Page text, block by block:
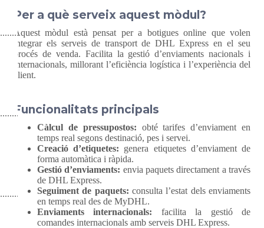
Per a què serveix aquest mòdul?
Aquest mòdul està pensat per a botigues online que volen
integrar els serveis de transport de DHL Express en el seu
procés de venda. Facilita la gestió d’enviaments nacionals i
internacionals, millorant l’eficiència logística i l’experiència del
client.
Funcionalitats principals
Càlcul de pressupostos: obté tarifes d’enviament en
temps real segons destinació, pes i servei.
Creació d’etiquetes: genera etiquetes d’enviament de
forma automàtica i ràpida.
Gestió d’enviaments: envia paquets directament a través
de DHL Express.
Seguiment de paquets: consulta l’estat dels enviaments
en temps real des de MyDHL.
Enviaments internacionals: facilita la gestió de
comandes internacionals amb serveis DHL Express.